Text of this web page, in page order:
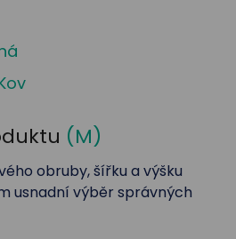
(M)
obruby, šířku a výšku
usnadní výběr správných